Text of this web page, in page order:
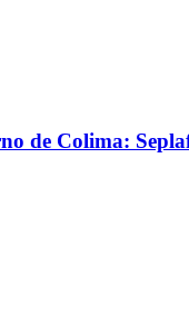
de Colima: